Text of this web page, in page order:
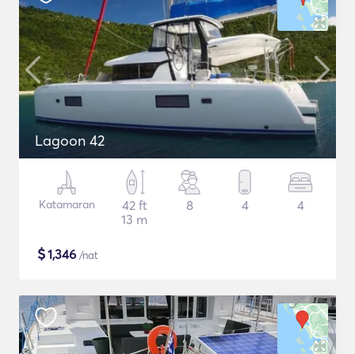
Lagoon 42
Katamaran
42 ft
13 m
8 4 4
$1,346 /nat